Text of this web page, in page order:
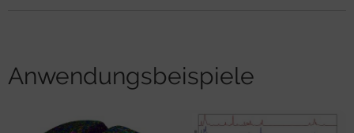
Anwendungsbeispiele